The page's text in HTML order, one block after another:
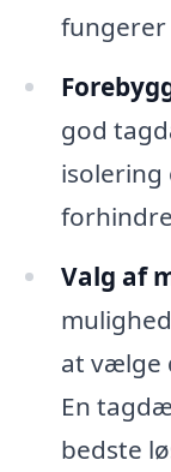
god
Valg af
at vælge
En
bedste